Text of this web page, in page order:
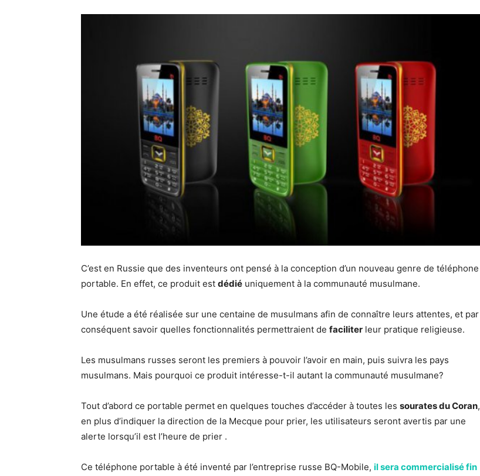
C’est en Russie que des inventeurs ont pensé à la conception d’un nouveau genre de téléphone
portable. En effet, ce produit est dédié uniquement à la communauté musulmane.
Une étude a été réalisée sur une centaine de musulmans afin de connaître leurs attentes, et par
conséquent savoir quelles fonctionnalités permettraient de faciliter leur pratique religieuse.
Les musulmans russes seront les premiers à pouvoir l’avoir en main, puis suivra les pays
musulmans. Mais pourquoi ce produit intéresse-t-il autant la communauté musulmane?
Tout d’abord ce portable permet en quelques touches d’accéder à toutes les sourates du Coran,
en plus d’indiquer la direction de la Mecque pour prier, les utilisateurs seront avertis par une
alerte lorsqu’il est l’heure de prier .
Ce téléphone portable à été inventé par l’entreprise russe BQ-Mobile, il sera commercialisé fin